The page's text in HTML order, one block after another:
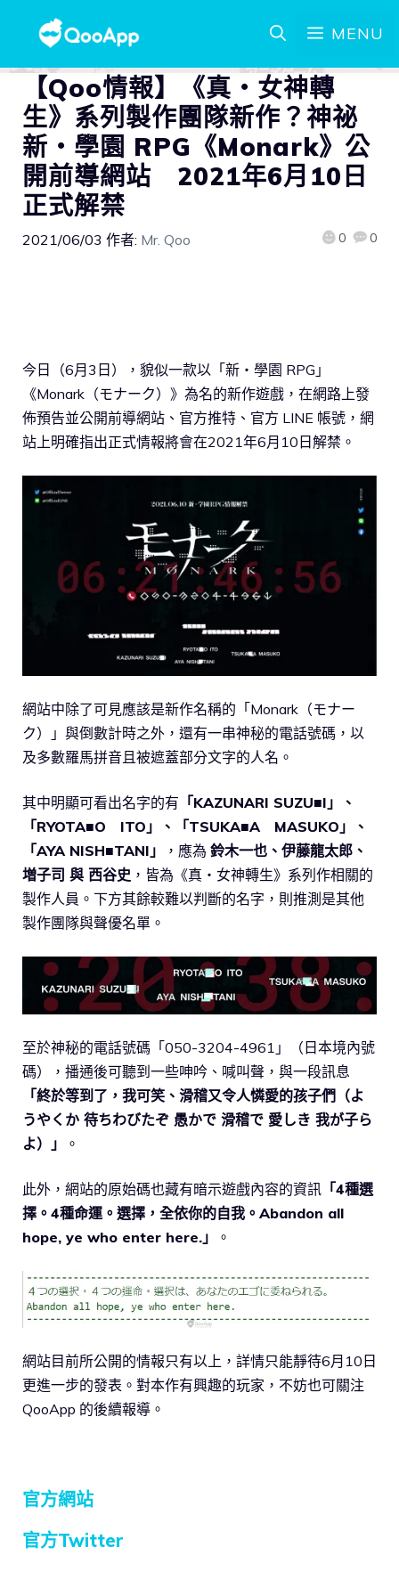
MENU
【Qoo情報】《真・女神轉
生》系列製作團隊新作？神祕
新・學園 RPG《Monark》公
開前導網站 2021年6月10日
正式解禁
2021/06/03 作者: Mr. Qoo 0 0
今日（6月3日），貌似一款以「新・學園 RPG」
《Monark（モナーク）》為名的新作遊戲，在網路上發
佈預告並公開前導網站、官方推特、官方 LINE 帳號，網
站上明確指出正式情報將會在2021年6月10日解禁。
網站中除了可見應該是新作名稱的「Monark（モナー
ク）」與倒數計時之外，還有一串神秘的電話號碼，以
及多數羅馬拼音且被遮蓋部分文字的人名。
其中明顯可看出名字的有 「KAZUNARI SUZU■I」、
「RYOTA■O ITO」、「TSUKA■A MASUKO」、
「AYA NISH■TANI」
，應為 鈴木一也、伊藤龍太郎、
増子司 與 西谷史 ，皆為《真・女神轉生》系列作相關的
製作人員。下方其餘較難以判斷的名字，則推測是其他
製作團隊與聲優名單。
至於神秘的電話號碼「050-3204-4961」（日本境內號
碼），播通後可聽到一些呻吟、喊叫聲，與一段訊息
「終於等到了，我可笑、滑稽又令人憐愛的孩子們（よ
うやくか 待ちわびたぞ 愚かで 滑稽で 愛しき 我が子ら
よ）」
。
此外，網站的原始碼也藏有暗示遊戲內容的資訊 「4種選
擇。4種命運。選擇，全依你的自我。Abandon all
hope, ye who enter here.」
。
網站目前所公開的情報只有以上，詳情只能靜待6月10日
更進一步的發表。對本作有興趣的玩家，不妨也可關注
QooApp 的後續報導。
官方網站
官方Twitter